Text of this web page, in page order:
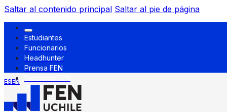
Saltar al contenido principal Saltar al pie de página
Estudiantes
Funcionarios
Headhunter
Prensa FEN
ESEN